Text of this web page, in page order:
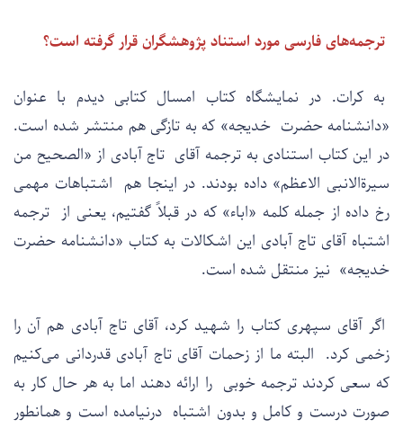
ترجمه‌های فارسی مورد استناد پژوهشگران قرار گرفته است؟
به کرات. در نمایشگاه کتاب امسال کتابی دیدم با عنوان
«دانشنامه حضرت خدیجه» که به تازگی هم منتشر شده است.
در این کتاب استنادی به ترجمه آقای تاج آبادی از «الصحیح من
سیرةالانبی الاعظم» داده بودند. در اینجا هم اشتباهات مهمی
رخ داده از جمله کلمه «اباء» که در قبلاً گفتیم، یعنی از ترجمه
اشتباه آقای تاج آبادی این اشکالات به کتاب «دانشنامه حضرت
خدیجه» نیز منتقل شده است.
اگر آقای سپهری کتاب را شهید کرد، آقای تاج آبادی هم آن را
زخمی کرد. البته ما از زحمات آقای تاج آبادی قدردانی می‌کنیم
که سعی کردند ترجمه خوبی را ارائه دهند اما به هر حال کار به
صورت درست و کامل و بدون اشتباه درنیامده است و همانطور